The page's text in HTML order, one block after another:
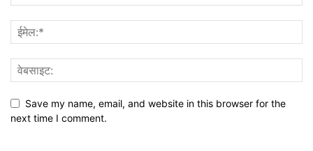
Save my name, email, and website in this browser for the
next time I comment.